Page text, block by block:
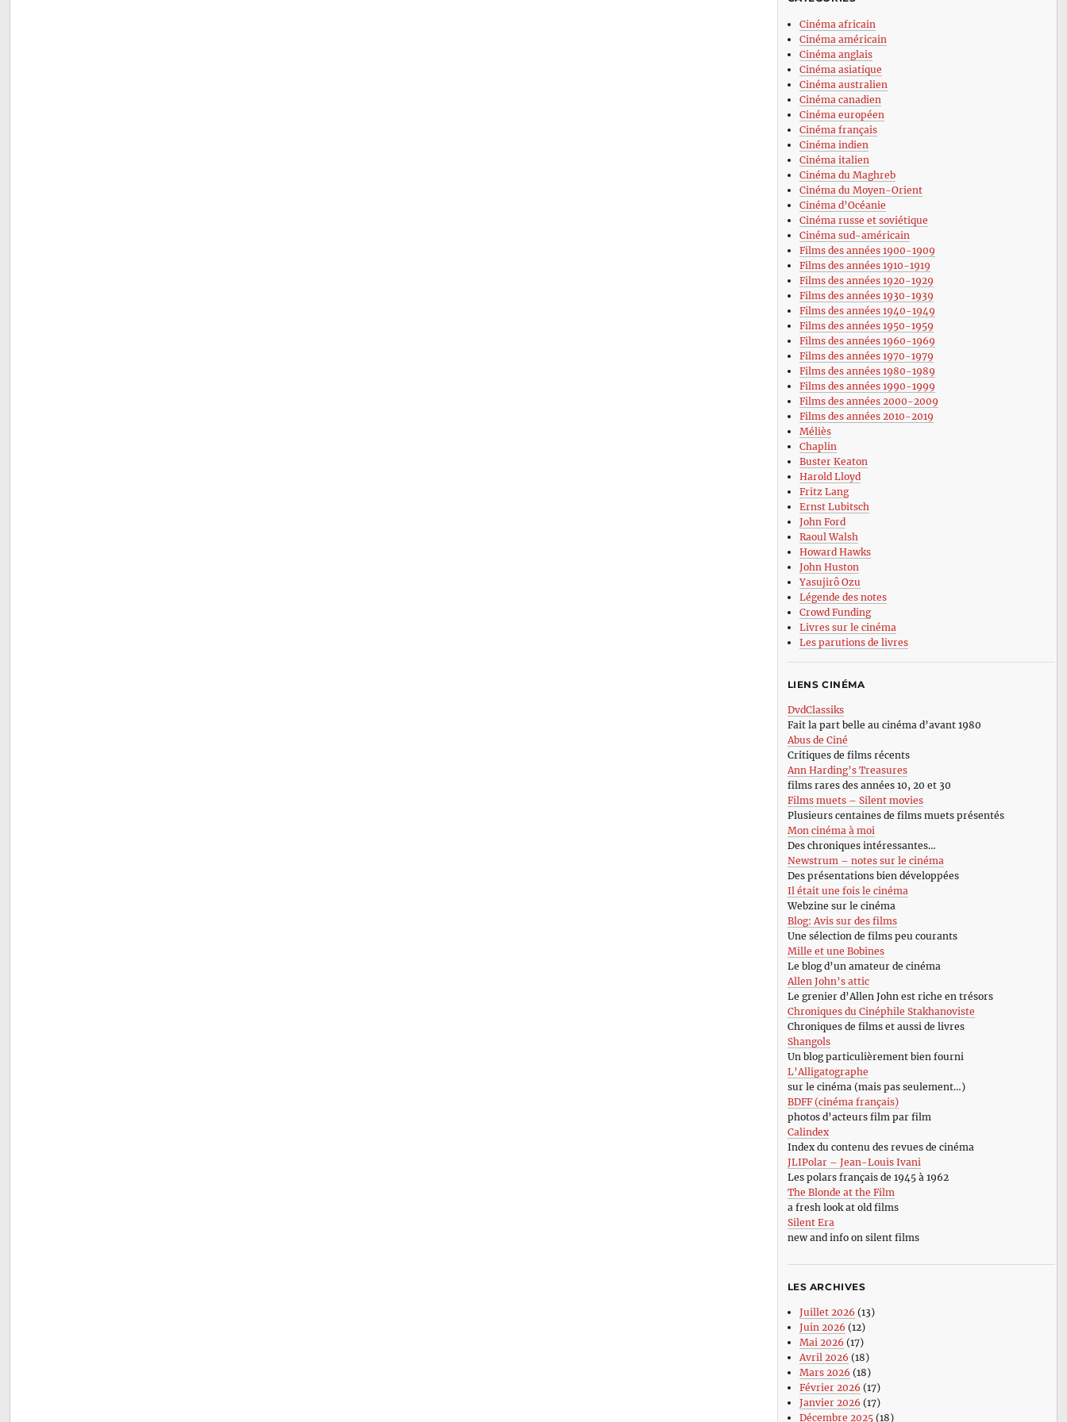
Cinéma africain
Cinéma américain
Cinéma anglais
Cinéma asiatique
Cinéma australien
Cinéma canadien
Cinéma européen
Cinéma français
Cinéma indien
Cinéma italien
Cinéma du Maghreb
Cinéma du Moyen-Orient
Cinéma d’Océanie
Cinéma russe et soviétique
Cinéma sud-américain
Films des années 1900-1909
Films des années 1910-1919
Films des années 1920-1929
Films des années 1930-1939
Films des années 1940-1949
Films des années 1950-1959
Films des années 1960-1969
Films des années 1970-1979
Films des années 1980-1989
Films des années 1990-1999
Films des années 2000-2009
Films des années 2010-2019
Méliès
Chaplin
Buster Keaton
Harold Lloyd
Fritz Lang
Ernst Lubitsch
John Ford
Raoul Walsh
Howard Hawks
John Huston
Yasujirô Ozu
Légende des notes
Crowd Funding
Livres sur le cinéma
Les parutions de livres
LIENS CINÉMA
DvdClassiks
Fait la part belle au cinéma d’avant 1980
Abus de Ciné
Critiques de films récents
Ann Harding’s Treasures
films rares des années 10, 20 et 30
Films muets – Silent movies
Plusieurs centaines de films muets présentés
Mon cinéma à moi
Des chroniques intéressantes…
Newstrum – notes sur le cinéma
Des présentations bien développées
Il était une fois le cinéma
Webzine sur le cinéma
Blog: Avis sur des films
Une sélection de films peu courants
Mille et une Bobines
Le blog d’un amateur de cinéma
Allen John’s attic
Le grenier d’Allen John est riche en trésors
Chroniques du Cinéphile Stakhanoviste
Chroniques de films et aussi de livres
Shangols
Un blog particulièrement bien fourni
L’Alligatographe
sur le cinéma (mais pas seulement…)
BDFF (cinéma français)
photos d’acteurs film par film
Calindex
Index du contenu des revues de cinéma
JLIPolar – Jean-Louis Ivani
Les polars français de 1945 à 1962
The Blonde at the Film
a fresh look at old films
Silent Era
new and info on silent films
LES ARCHIVES
Juillet 2026 (13)
Juin 2026 (12)
Mai 2026 (17)
Avril 2026 (18)
Mars 2026 (18)
Février 2026 (17)
Janvier 2026 (17)
Décembre 2025(18)